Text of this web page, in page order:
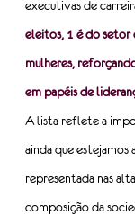
executivas de
eleitos, 1 é do setor
mulheres,
em papéis de
A lista reflete a
ainda que estejamos
representada nas
composição da